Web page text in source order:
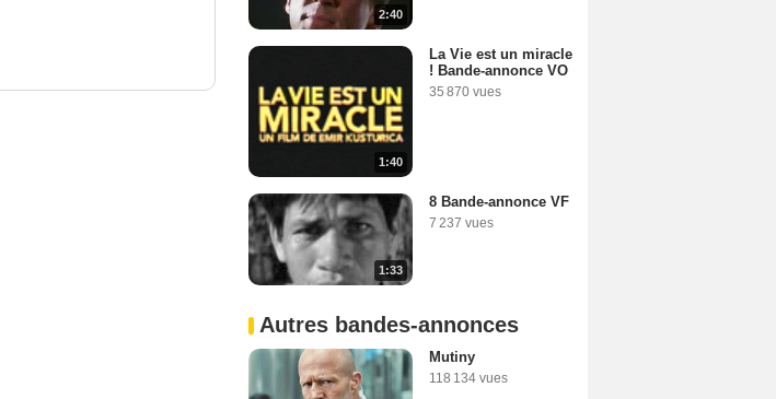
2:40
1:40
La Vie est un miracle
! Bande-annonce VO
35 870 vues
1:33
8 Bande-annonce VF
7 237 vues
Autres bandes-annonces
Mutiny
118 134 vues